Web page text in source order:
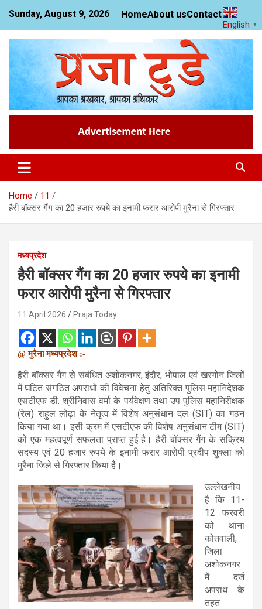
content
Sunday, August 9, 2026 HomeAbout usContact us
Praja Today
News Website
Home
11
हैरी बॉक्सर गैंग का 20 हजार रुपये का इनामी फरार आरोपी मुरैना से गिरफ्तार
मध्यप्रदेश
हैरी बॉक्सर गैंग का 20 हजार रुपये का इनामी
फरार आरोपी मुरैना से गिरफ्तार
11 April 2026 Praja Today
@ मुरैना मध्यप्रदेश :-
हैरी बॉक्सर गैंग से संबंधित अशोकनगर, इंदौर, भोपाल एवं खरगोन जिलों
में घटित संगठित अपराधों की विवेचना हेतु अतिरिक्त पुलिस महानिदेशक
एसटीएफ डी. श्रीनिवास वर्मा के पर्यवेक्षण तथा उप पुलिस महानिरीक्षक
(रेल) राहुल लोढ़ा के नेतृत्व में विशेष अनुसंधान दल (SIT) का गठन
किया गया था। इसी क्रम में एसटीएफ की विशेष अनुसंधान टीम (SIT)
को एक महत्वपूर्ण सफलता प्राप्त हुई है। हैरी बॉक्सर गैंग के सक्रिय
सदस्य एवं 20 हजार रुपये के इनामी फरार आरोपी प्रदीप शुक्ला को
मुरैना जिले से गिरफ्तार किया है।
उल्लेखनीय
है कि 11-
12 फरवरी
को थाना
कोतवाली,
जिला
अशोकनगर
में दर्ज
अपराध के
तहत
English ▼